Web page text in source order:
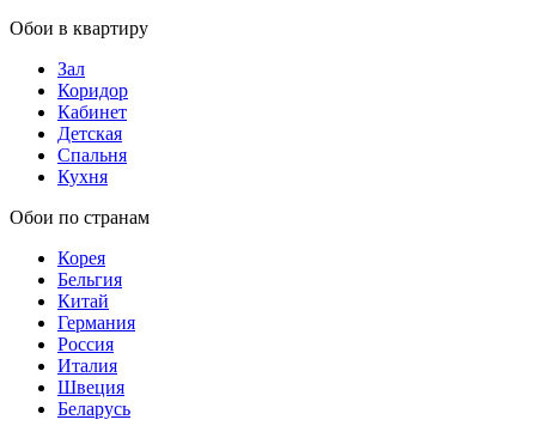
Обои в квартиру
Зал
Коридор
Кабинет
Детская
Спальня
Кухня
Обои по странам
Корея
Бельгия
Китай
Германия
Россия
Италия
Швеция
Беларусь